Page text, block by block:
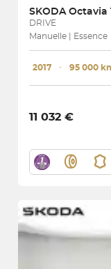
SKODA Octavia
DRIVE
Manuelle | Essence
2017 ･ 95 000
11 032 €